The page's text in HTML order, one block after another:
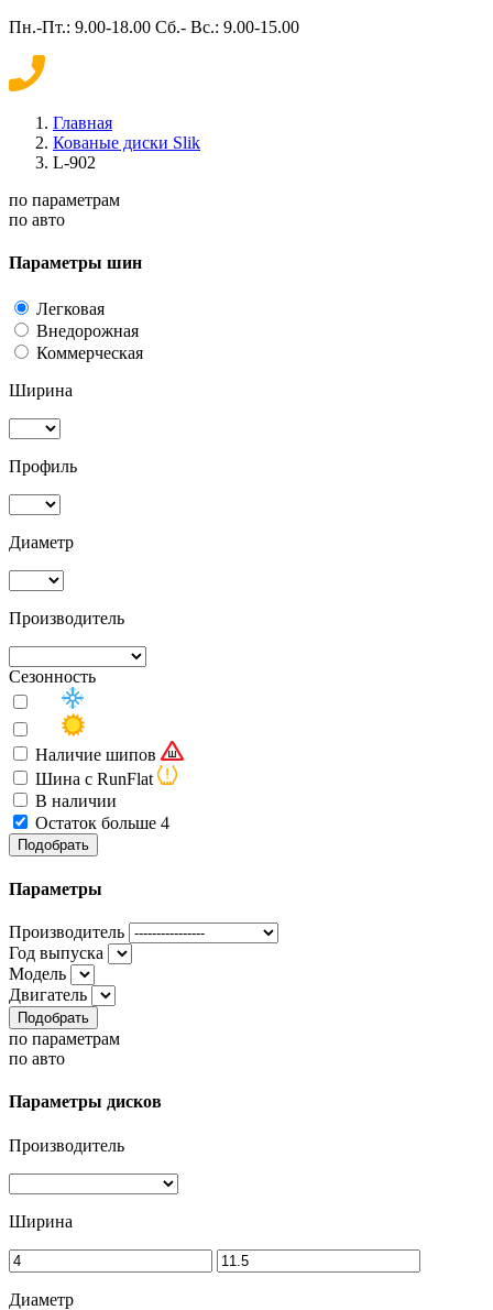
Пн.-Пт.: 9.00-18.00 Сб.- Вс.: 9.00-15.00
Главная
Кованые диски Slik
L-902
по параметрам
по авто
Параметры шин
Легковая
Внедорожная
Коммерческая
Ширина
Профиль
Диаметр
Производитель
Сезонность
Наличие шипов
Шина с RunFlat
В наличии
Остаток больше 4
Подобрать
Параметры
Производитель
Год выпуска
Модель
Двигатель
Подобрать
по параметрам
по авто
Параметры дисков
Производитель
Ширина
Диаметр